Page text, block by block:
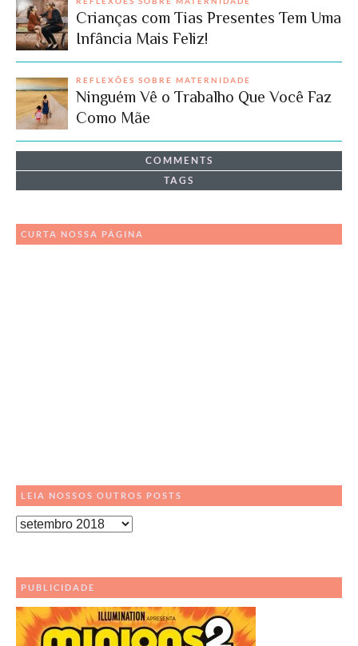
Crianças com Tias Presentes Tem Uma
Infância Mais Feliz!
REFLEXÕES SOBRE MATERNIDADE
Ninguém Vê o Trabalho Que Você Faz
Como Mãe
COMMENTS
TAGS
CURTA NOSSA PÁGINA
LEIA NOSSOS OUTROS POSTS
Leia
Posts
PUBLICIDADE